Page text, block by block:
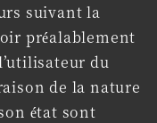
suivant la
préalablement
du
de la nature
état sont